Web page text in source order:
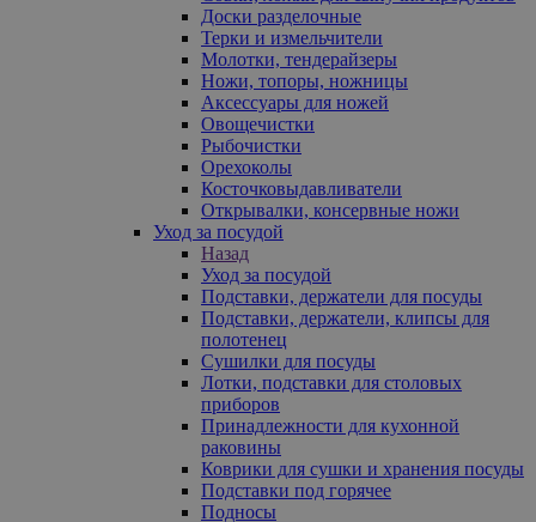
Доски разделочные
Терки и измельчители
Молотки, тендерайзеры
Ножи, топоры, ножницы
Аксессуары для ножей
Овощечистки
Рыбочистки
Орехоколы
Косточковыдавливатели
Открывалки, консервные ножи
Уход за посудой
Назад
Уход за посудой
Подставки, держатели для посуды
Подставки, держатели, клипсы для
полотенец
Сушилки для посуды
Лотки, подставки для столовых
приборов
Принадлежности для кухонной
раковины
Коврики для сушки и хранения посуды
Подставки под горячее
Подносы